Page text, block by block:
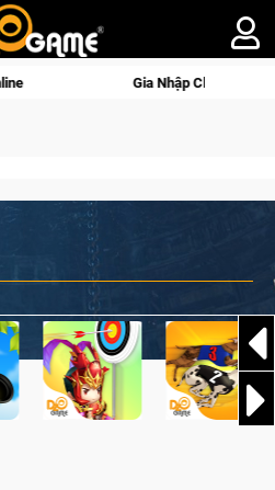
Nhập Closed Beta Norse Saga: Cửu